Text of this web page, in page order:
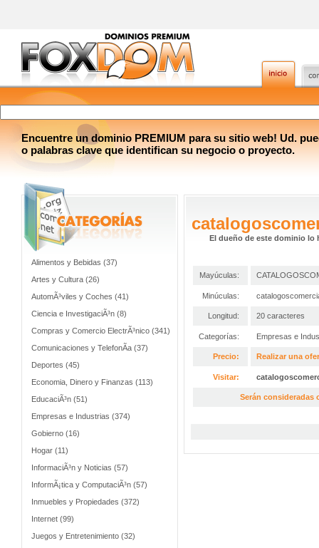
Encuentre un dominio PREMIUM para su sitio web! Ud.
o palabras clave que identifican su negocio o proyecto.
Alimentos y Bebidas (37)
Artes y Cultura (26)
AutomÃ³viles y Coches (41)
Ciencia e InvestigaciÃ³n (8)
Compras y Comercio ElectrÃ³nico (341)
Comunicaciones y TelefonÃ­a (37)
Deportes (45)
Economia, Dinero y Finanzas (113)
EducaciÃ³n (51)
Empresas e Industrias (374)
Gobierno (16)
Hogar (11)
InformaciÃ³n y Noticias (57)
InformÃ¡tica y ComputaciÃ³n (57)
Inmuebles y Propiedades (372)
Internet (99)
Juegos y Entretenimiento (32)
El dueño de este dominio lo
Mayúculas:
Minúculas:
Longitud: 20 caracteres
Categorías: Empresas e
Precio: Realizar una
Visitar:
Serán consideradas